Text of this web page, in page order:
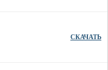
СКАЧАТЬ